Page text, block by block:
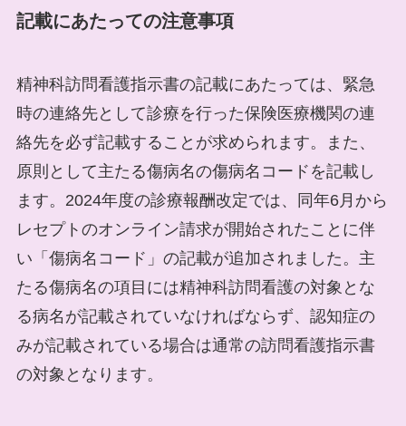
記載にあたっての注意事項
精神科訪問看護指示書の記載にあたっては、緊急
時の連絡先として診療を行った保険医療機関の連
絡先を必ず記載することが求められます。また、
原則として主たる傷病名の傷病名コードを記載し
ます。2024年度の診療報酬改定では、同年6月から
レセプトのオンライン請求が開始されたことに伴
い「傷病名コード」の記載が追加されました。主
たる傷病名の項目には精神科訪問看護の対象とな
る病名が記載されていなければならず、認知症の
みが記載されている場合は通常の訪問看護指示書
の対象となります。